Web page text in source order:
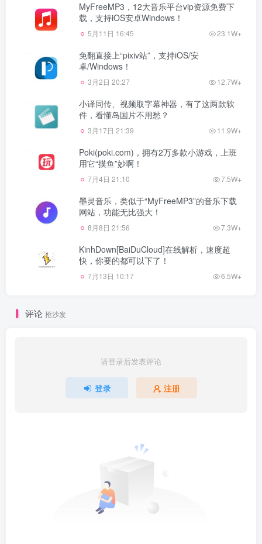
MyFreeMP3，12大音乐平台vip资源免费下
载，支持iOS安卓Windows！
5月11日 16:45 23.1W+
免翻直接上“pixiv站”，支持iOS/安
卓/Windows！
3月2日 20:27 12.7W+
小译同传、视频取字幕神器，有了这两款软
件，看懂岛国片不用愁？
3月17日 21:39 11.9W+
Poki(poki.com)，拥有2万多款小游戏，上班
用它“摸鱼”妙啊！
7月4日 21:10 7.5W+
墨灵音乐，类似于“MyFreeMP3”的音乐下载
网站，功能无比强大！
8月8日 21:56 7.3W+
KinhDown[BaiDuCloud]在线解析，速度超
快，你要的都可以下了！
7月13日 10:17 6.5W+
评论 抢沙发
请登录后发表评论
登录 注册